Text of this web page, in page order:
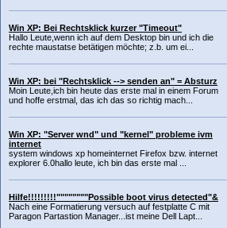
Win XP: Bei Rechtsklick kurzer "Timeout"
Hallo Leute,wenn ich auf dem Desktop bin und ich die
rechte maustatse betätigen möchte; z.b. um ei...
Win XP: bei "Rechtsklick --> senden an" = Absturz
Moin Leute,ich bin heute das erste mal in einem Forum
und hoffe erstmal, das ich das so richtig mach...
Win XP: "Server wnd" und "kernel" probleme ivm
internet
system windows xp homeinternet Firefox bzw. internet
explorer 6.0hallo leute, ich bin das erste mal ...
Hilfe!!!!!!!!!""""""""Possible boot virus detected"&
Nach eine Formatierung versuch auf festplatte C mit
Paragon Partastion Manager...ist meine Dell Lapt...